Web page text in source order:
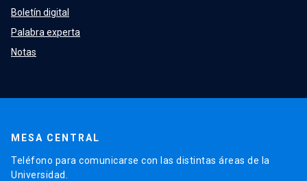
Boletín digital
Palabra experta
Notas
MESA CENTRAL
Teléfono para comunicarse con las distintas áreas de la
Universidad.